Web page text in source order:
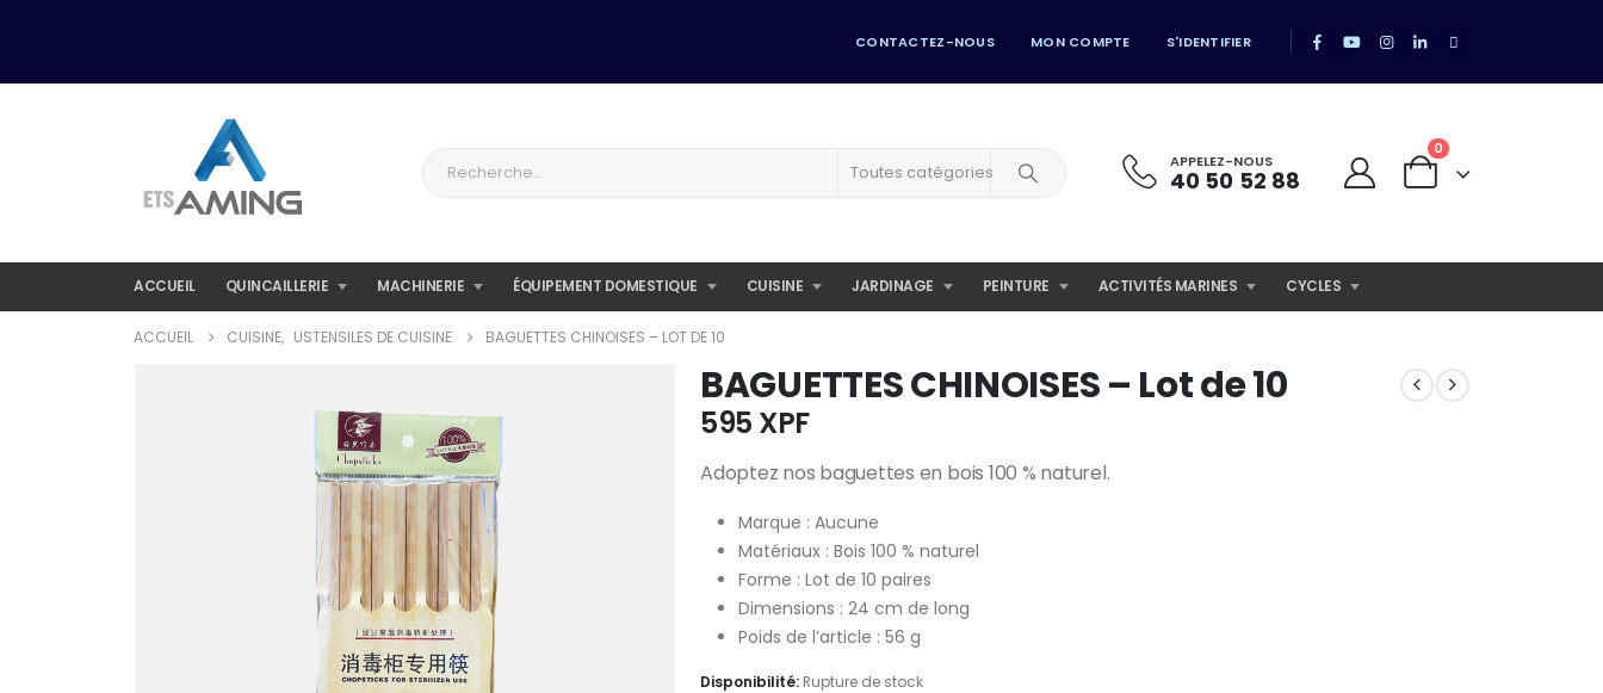
CONTACTEZ-NOUS MON COMPTE S'IDENTIFIER
Toutes catégories APPELEZ-NOUS
40 50 52 88
0
ACCUEIL QUINCAILLERIE MACHINERIE ÉQUIPEMENT DOMESTIQUE CUISINE JARDINAGE PEINTURE ACTIVITÉS MARINES CYCLES
ACCUEIL CUISINE, USTENSILES DE CUISINE BAGUETTES CHINOISES – LOT DE 10
BAGUETTES CHINOISES – Lot de 10
595 XPF
Adoptez nos baguettes en bois 100 % naturel.
Marque : Aucune
Matériaux : Bois 100 % naturel
Forme : Lot de 10 paires
Dimensions : 24 cm de long
Poids de l’article : 56 g
Disponibilité: Rupture de stock